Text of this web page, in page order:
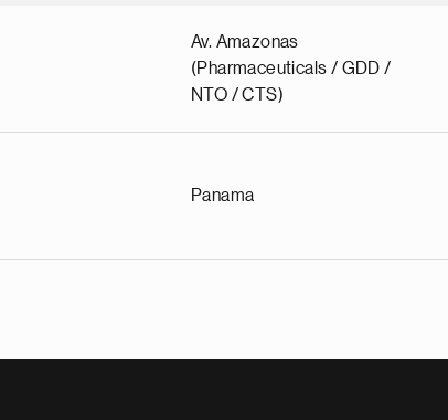
Av. Amazonas
(Pharmaceuticals / GDD /
NTO / CTS)
Panama